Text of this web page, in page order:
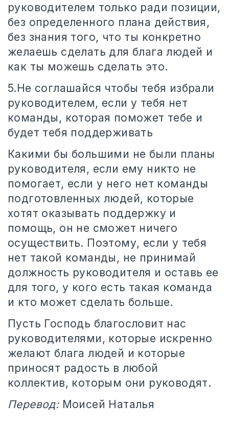
руководителем только ради позиции,
без определенного плана действия,
без знания того, что ты конкретно
желаешь сделать для блага людей и
как ты можешь сделать это.
5.Не соглашайся чтобы тебя избрали
руководителем, если у тебя нет
команды, которая поможет тебе и
будет тебя поддерживать
Какими бы большими не были планы
руководителя, если ему никто не
помогает, если у него нет команды
подготовленных людей, которые
хотят оказывать поддержку и
помощь, он не сможет ничего
осуществить. Поэтому, если у тебя
нет такой команды, не принимай
должность руководителя и оставь ее
для того, у кого есть такая команда
и кто может сделать больше.
Пусть Господь благословит нас
руководителями, которые искренно
желают блага людей и которые
приносят радость в любой
коллектив, которым они руководят.
Перевод:Моисей Наталья